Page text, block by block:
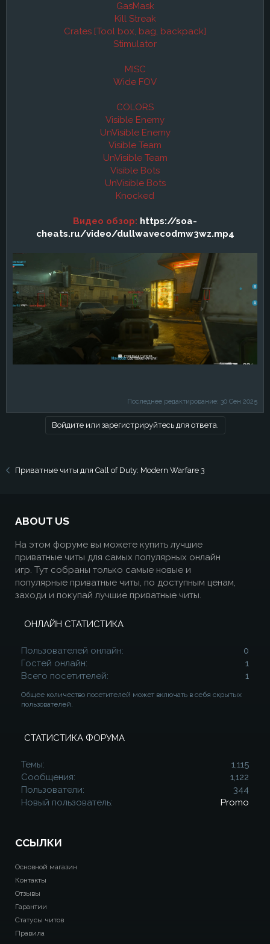
GasMask
Kill Streak
Crates [Tool box, bag, backpack]
Stimulator
MISC
Wide FOV
COLORS
Visible Enemy
UnVisible Enemy
Visible Team
UnVisible Team
Visible Bots
UnVisible Bots
Knocked
Видео обзор: https://soa-
cheats.ru/video/dullwavecodmw3wz.mp4
Последнее редактирование: 30 Сен 2025
Войдите или зарегистрируйтесь для ответа.
Приватные читы для Call of Duty: Modern Warfare 3
ABOUT US
На этом форуме вы можете купить лучшие
приватные читы для самых популярных онлайн
игр. Тут собраны только самые новые и
популярные приватные читы, по доступным ценам,
заходи и покупай лучшие приватные читы.
ОНЛАЙН СТАТИСТИКА
Пользователей онлайн
0
Гостей онлайн
1
Всего посетителей
1
Общее количество посетителей может включать в себя скрытых
пользователей.
СТАТИСТИКА ФОРУМА
Темы
1,115
Сообщения
1,122
Пользователи
344
Новый пользователь
Promo
ССЫЛКИ
Основной магазин
Контакты
Отзывы
Гарантии
Статусы читов
Правила